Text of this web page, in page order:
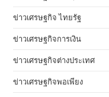
ข่าวเศรษฐกิจ ไทยรัฐ
ข่าวเศรษฐกิจการเงิน
ข่าวเศรษฐกิจต่างประเทศ
ข่าวเศรษฐกิจพอเพียง